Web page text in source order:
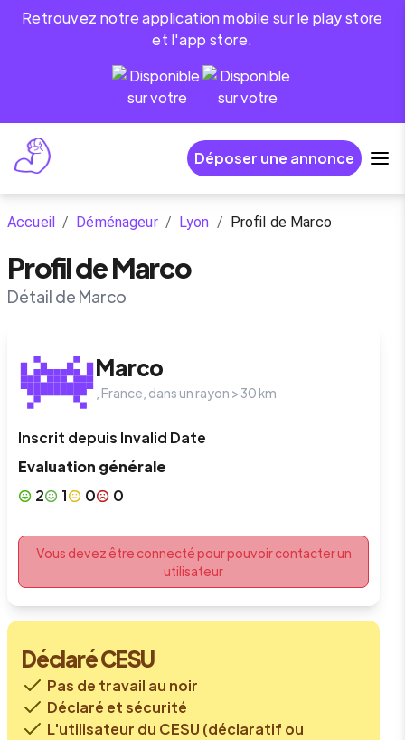
Retrouvez notre application mobile sur le play store
et l'app store.
Déposer une annonce
Accueil / Déménageur / Lyon / Profil de Marco
Profil de Marco
Détail de Marco
Marco
France , dans un rayon > 30 km
Inscrit depuis Invalid Date
Evaluation générale
2
1 0 0
Vous devez être connecté pour pouvoir contacter un
utilisateur
Déclaré CESU
Pas de travail au noir
Déclaré et sécurité
L'utilisateur du CESU (déclaratif ou